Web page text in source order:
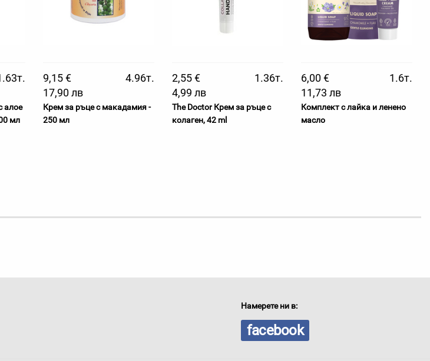
алое
мл
9,15 €
4.96т.
17,90 лв
Крем за ръце с макадамия -
250 мл
2,55 €
1.36т.
4,99 лв
The Doctor Крем за ръце с
колаген, 42 ml
6,00 €
1.6т.
11,73 лв
Комплект с лайка и ленено
масло
Намерете ни в:
facebook